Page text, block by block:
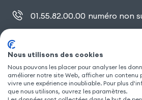
01.55.82.00.00 numéro non
SUIVEZ
Nous utilisons des cookies
Nous pouvons les placer pour analyser les
améliorer notre site Web, afficher un contenu
vivre une expérience inoubliable. Pour plus
que nous utilisons, ouvrez les paramètres.